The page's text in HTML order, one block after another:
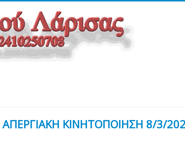
ΚΙΝΗΤΟΠΟΙΗΣΗ 8/3/